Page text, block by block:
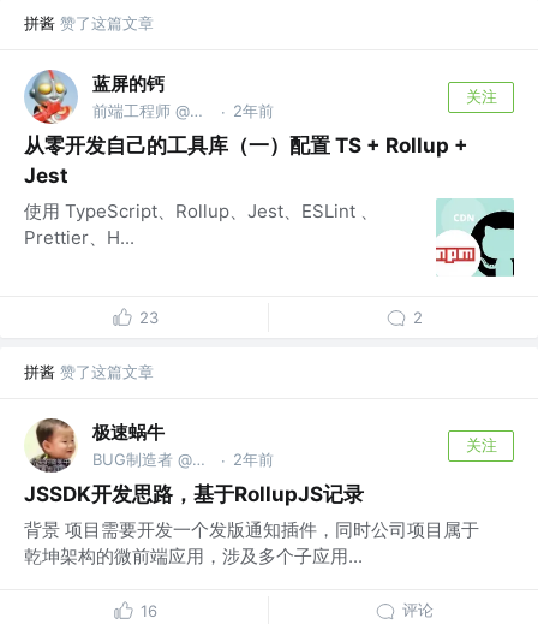
拼酱 赞了这篇文章
蓝屏的钙
前端工程师 @恒力集团 · 2年前
关注
从零开发自己的工具库（一）配置 TS + Rollup +
Jest
使用 TypeScript、Rollup、Jest、ESLint 、
Prettier、H...
23 2
拼酱 赞了这篇文章
极速蜗牛
BUG制造者 @LANDSPACE · 2年前
关注
JSSDK开发思路，基于RollupJS记录
背景 项目需要开发一个发版通知插件，同时公司项目属于
乾坤架构的微前端应用，涉及多个子应用...
16 评论